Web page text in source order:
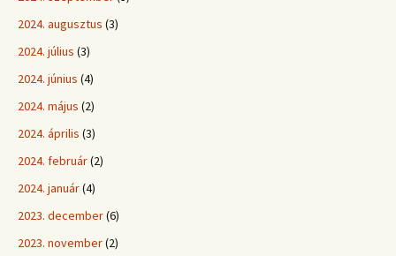
2024. augusztus (3)
2024. július (3)
2024. június (4)
2024. május (2)
2024. április (3)
2024. február(2)
2024. január(4)
2023. december(6)
2023. november(2)